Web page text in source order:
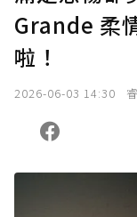
Grande 柔
啦！
2026-06-03 14:30